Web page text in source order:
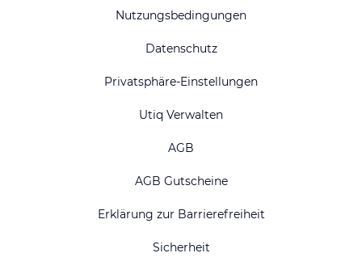
Nutzungsbedingungen
Datenschutz
Privatsphäre-Einstellungen
Utiq Verwalten
AGB
AGB Gutscheine
Erklärung zur Barrierefreiheit
Sicherheit